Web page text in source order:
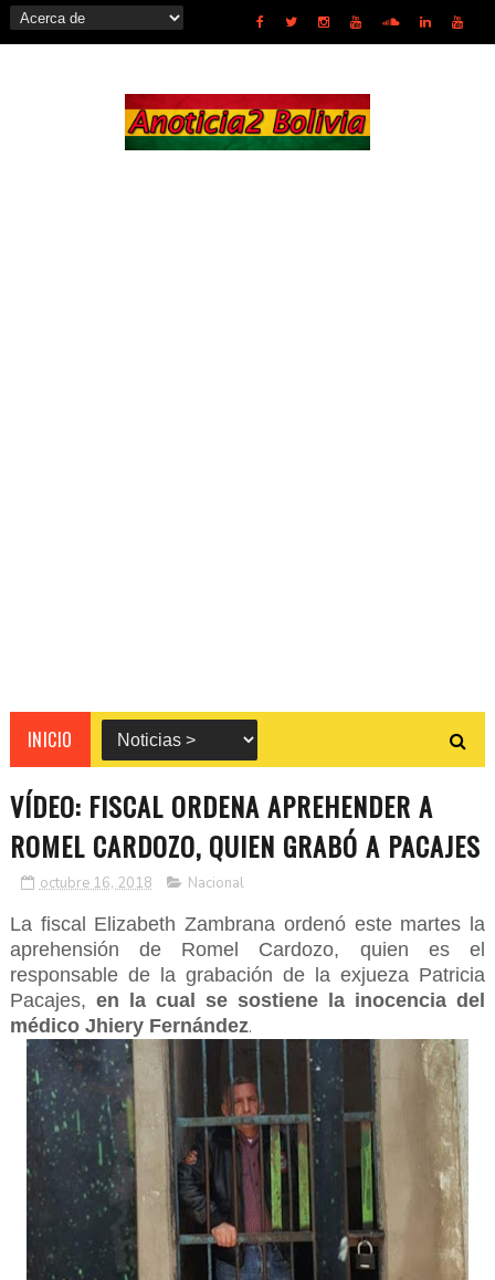
INICIO
VÍDEO: FISCAL ORDENA APREHENDER A
ROMEL CARDOZO, QUIEN GRABÓ A PACAJES
octubre 16, 2018 Nacional
La fiscal Elizabeth Zambrana ordenó este martes la
aprehensión de Romel Cardozo, quien es el
responsable de la grabación de la exjueza Patricia
Pacajes, en la cual se sostiene la inocencia del
médico Jhiery Fernández.